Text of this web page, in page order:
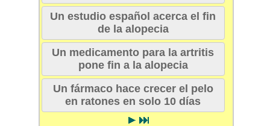
Un estudio español acerca el fin
de la alopecia
Un medicamento para la artritis
pone fin a la alopecia
Un fármaco hace crecer el pelo
en ratones en solo 10 días